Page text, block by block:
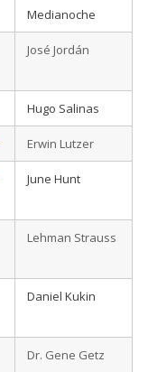
Medianoche
José Jordán
Hugo Salinas
Erwin Lutzer
June Hunt
Lehman Strauss
Daniel Kukin
Dr. Gene Getz